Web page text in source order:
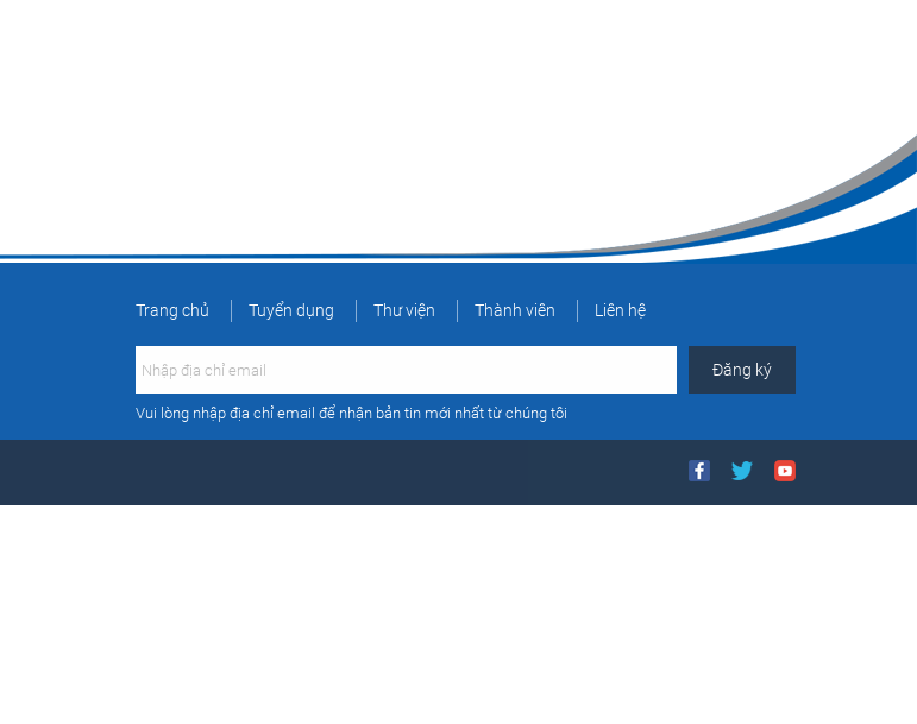
Trang chủ Tuyển dụng Thư viện Thành viên Liên hệ
Vui lòng nhập địa chỉ email để nhận bản tin mới nhất từ chúng tôi